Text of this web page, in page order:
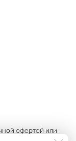
офертой или